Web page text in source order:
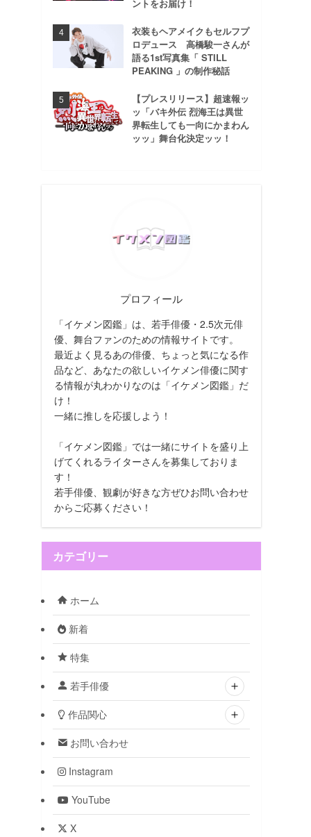
ントをお届け！
衣装もヘアメイクもセルフプ
ロデュース 高橋駿一さんが
語る1st写真集「 STILL
PEAKING 」の制作秘話
【プレスリリース】超速報ッ
ッ「バキ外伝 烈海王は異世
界転生しても一向にかまわん
ッッ」舞台化決定ッッ！
プロフィール
「イケメン図鑑」は、若手俳優・2.5次元俳
優、舞台ファンのための情報サイトです。
最近よく見るあの俳優、ちょっと気になる作
品など、あなたの欲しいイケメン俳優に関す
る情報が丸わかりなのは「イケメン図鑑」だ
け！
一緒に推しを応援しよう！
「イケメン図鑑」では一緒にサイトを盛り上
げてくれるライターさんを募集しておりま
す！
若手俳優、観劇が好きな方ぜひお問い合わせ
からご応募ください！
カテゴリー
ホーム
新着
特集
若手俳優
作品関心
お問い合わせ
Instagram
YouTube
X